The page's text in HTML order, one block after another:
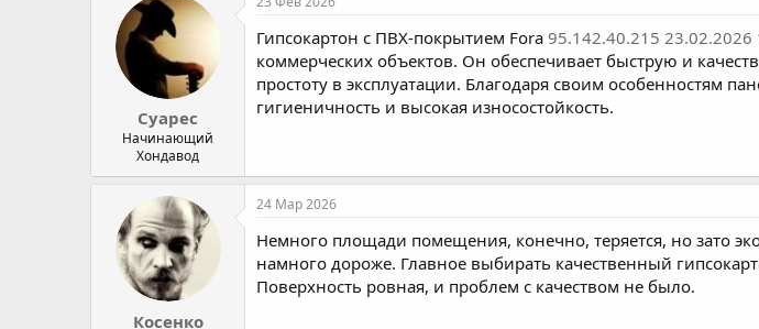
Суарес
Начинающий
Хондавод
Гипсокартон с ПВХ-покрытием Fora 95.142.40.215 23.02.2026
коммерческих объектов. Он обеспечивает быструю и
простоту в эксплуатации. Благодаря своим особенностям
гигиеничность и высокая износостойкость.
Косенко
24 Мар 2026
Немного площади помещения, конечно, теряется, но зато
намного дороже. Главное выбирать качественный
Поверхность ровная, и проблем с качеством не было.